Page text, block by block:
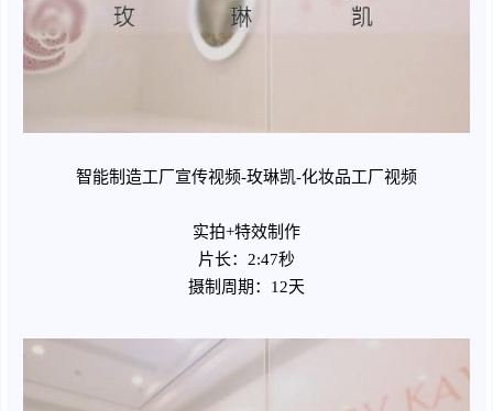
智能制造工厂宣传视频-玫琳凯-化妆品工厂视频
实拍+特效制作
片长：2:47秒
摄制周期：12天